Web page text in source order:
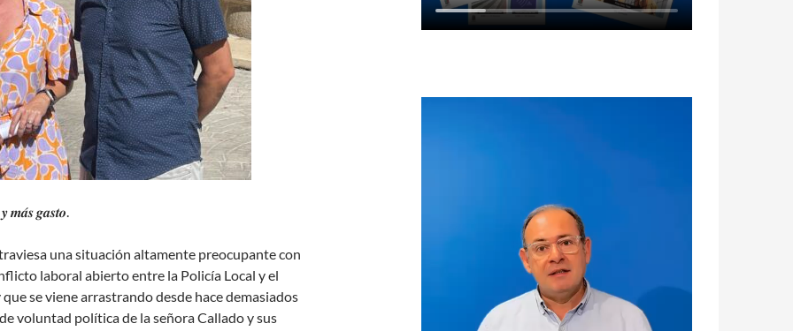
𝒎𝒂́𝒔 𝒈𝒂𝒔𝒕𝒐.
una situación altamente preocupante con
laboral abierto entre la Policía Local y el
se viene arrastrando desde hace demasiados
voluntad política de la señora Callado y sus